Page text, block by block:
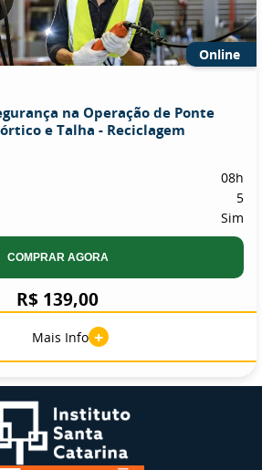
Online
na Operação de Ponte
e Talha - Reciclagem
08h
5
Sim
COMPRAR AGORA
R$ 139,00
Mais Info +